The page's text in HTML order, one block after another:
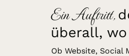
Ein Auftritt,
überall,
Ob Website,